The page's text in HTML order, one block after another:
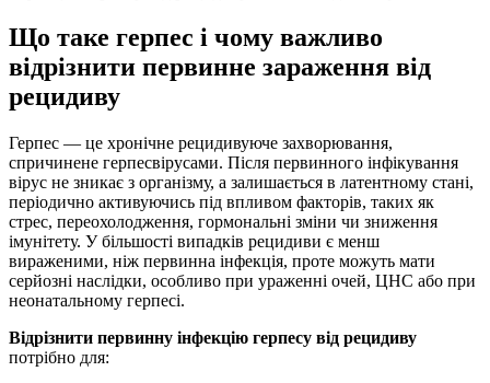
Що таке герпес і чому важливо
відрізнити первинне зараження від
рецидиву
Герпес — це хронічне рецидивуюче захворювання,
спричинене герпесвірусами. Після первинного інфікування
вірус не зникає з організму, а залишається в латентному стані,
періодично активуючись під впливом факторів, таких як
стрес, переохолодження, гормональні зміни чи зниження
імунітету. У більшості випадків рецидиви є менш
вираженими, ніж первинна інфекція, проте можуть мати
серйозні наслідки, особливо при ураженні очей, ЦНС або при
неонатальному герпесі.
Відрізнити первинну інфекцію герпесу від рецидиву
потрібно для: